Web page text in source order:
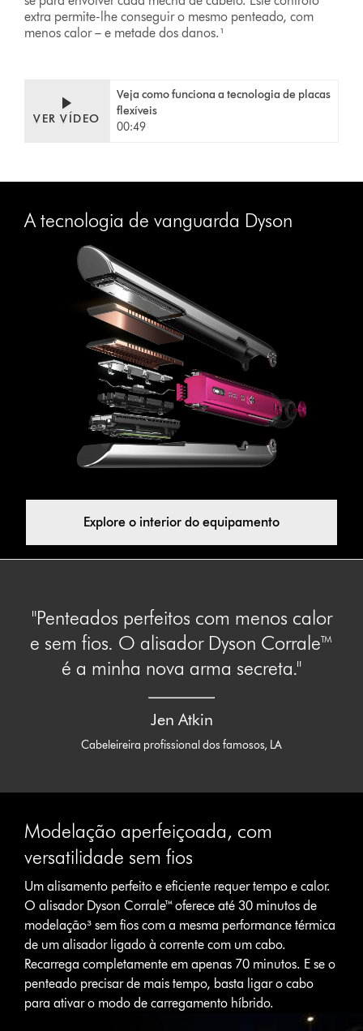
extra permite-lhe conseguir o mesmo penteado, com
menos calor – e metade dos danos.¹
VER VÍDEO
Veja como funciona a tecnologia de placas
flexíveis
00:49
A tecnologia de vanguarda Dyson
Explore o interior do equipamento
"Penteados perfeitos com menos calor
e sem fios. O alisador Dyson Corrale™
é a minha nova arma secreta."
Jen Atkin
Cabeleireira profissional dos famosos, LA
Modelação aperfeiçoada, com
versatilidade sem fios
Um alisamento perfeito e eficiente requer tempo e calor.
O alisador Dyson Corrale™ oferece até 30 minutos de
modelação³ sem fios com a mesma performance térmica
de um alisador ligado à corrente com um cabo.
Recarrega completamente em apenas 70 minutos. E se o
penteado precisar de mais tempo, basta ligar o cabo
para ativar o modo de carregamento híbrido.